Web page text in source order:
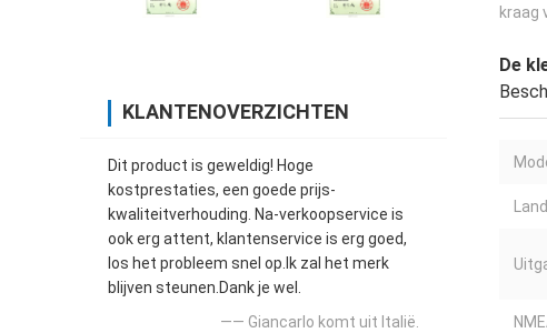
KLANTENOVERZICHTEN
Dit product is geweldig! Hoge
kostprestaties, een goede prijs-
kwaliteitverhouding. Na-verkoopservice is
ook erg attent, klantenservice is erg goed,
los het probleem snel op.Ik zal het merk
blijven steunen.Dank je wel.
—— Giancarlo komt uit Italië.
kraag
De